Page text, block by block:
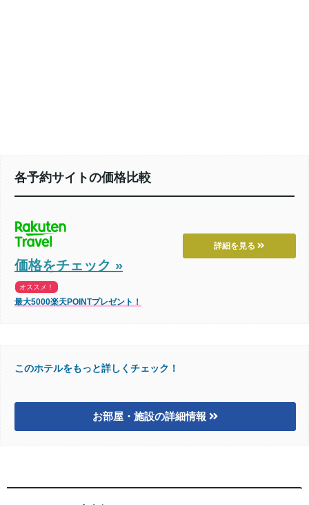
各予約サイトの価格比較
詳細を見る
価格をチェック »
オススメ！
最大5000楽天POINTプレゼント！
このホテルをもっと詳しくチェック！
お部屋・施設の詳細情報